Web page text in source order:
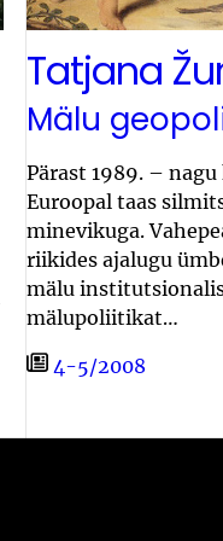
Tatjana
Mälu
Pärast 1989. –
Euroopal taas
minevikuga.
riikides ajalugu
mälu
mälupoliitikat…
4-5/2008